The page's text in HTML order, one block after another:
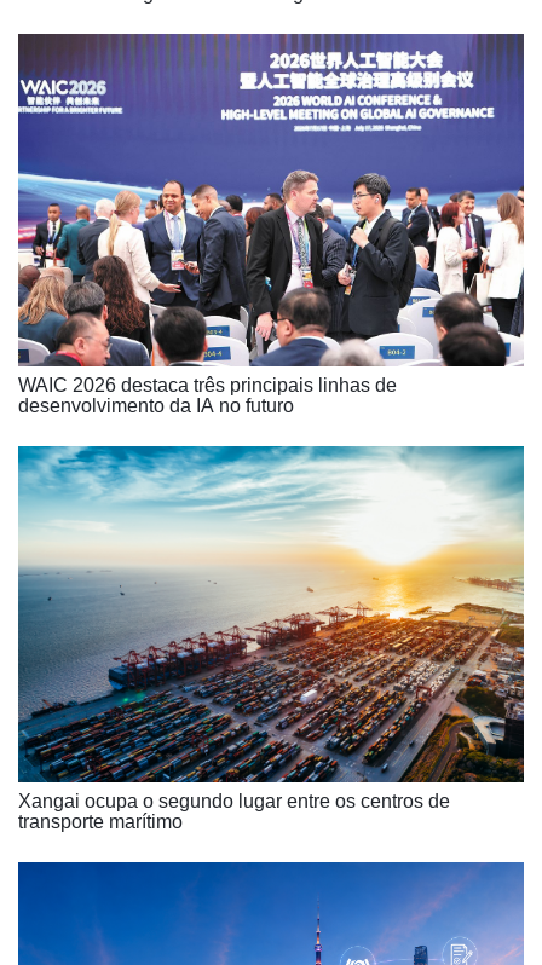
WAIC 2026 destaca três principais linhas de
desenvolvimento da IA no futuro
Xangai ocupa o segundo lugar entre os centros de
transporte marítimo